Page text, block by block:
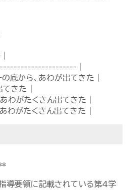
|
から、あわが出てきた |
きた |
がたくさん出てきた |
がたくさん出てきた |
導要領に記載されている第4学